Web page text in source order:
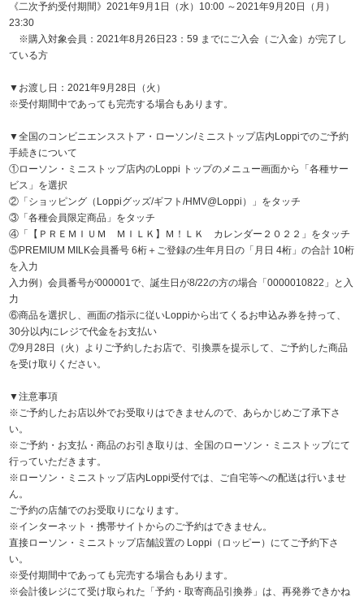
《二次予約受付期間》2021年9月1日（水）10:00 ～2021年9月20日（月）
23:30
※購入対象会員：2021年8月26日23：59 までにご入会（ご入金）が完了し
ている方
▼お渡し日：2021年9月28日（火）
※受付期間中であっても完売する場合もあります。
▼全国のコンビニエンスストア・ローソン/ミニストップ店内Loppiでのご予約
手続きについて
①ローソン・ミニストップ店内のLoppi トップのメニュー画面から「各種サー
ビス」を選択
②「ショッピング（Loppiグッズ/ギフト/HMV@Loppi）」をタッチ
③「各種会員限定商品」をタッチ
④「【ＰＲＥＭＩＵＭ ＭＩＬＫ】Ｍ！ＬＫ カレンダー２０２２」をタッチ
⑤PREMIUM MILK会員番号 6桁＋ご登録の生年月日の「月日 4桁」の合計 10桁
を入力
入力例）会員番号が000001で、誕生日が8/22の方の場合「0000010822」と入
力
⑥商品を選択し、画面の指示に従いLoppiから出てくるお申込み券を持って、
30分以内にレジで代金をお支払い
⑦9月28日（火）よりご予約したお店で、引換票を提示して、ご予約した商品
を受け取りください。
▼注意事項
※ご予約したお店以外でお受取りはできませんので、あらかじめご了承下さ
い。
※ご予約・お支払・商品のお引き取りは、全国のローソン・ミニストップにて
行っていただきます。
※ローソン・ミニストップ店内Loppi受付では、ご自宅等への配送は行いませ
ん。
ご予約の店舗でのお受取りになります。
※インターネット・携帯サイトからのご予約はできません。
直接ローソン・ミニストップ店舗設置の Loppi（ロッピー）にてご予約下さ
い。
※受付期間中であっても完売する場合もあります。
※会計後レジにて受け取られた「予約・取寄商品引換券」は、再発券できかね